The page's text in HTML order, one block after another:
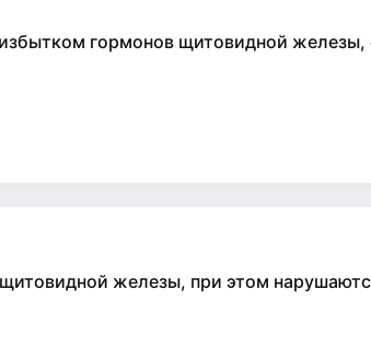
гормонов щитовидной
щитовидной железы, при этом